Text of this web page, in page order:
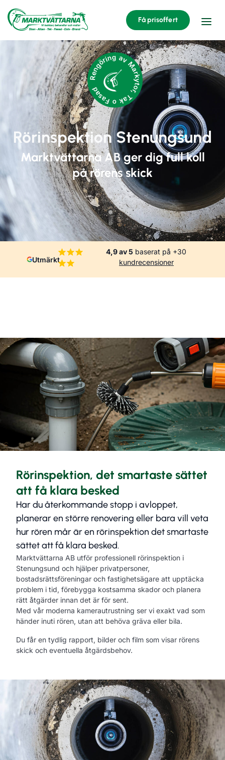
Få prisoffert
Rengöring av Markytor, Tak o Fasad
Rörinspektion Stenungsund
Marktvättarna AB ger dig full koll
på rörens skick
Utmärkt
4,9 av 5 baserat på +30
kundrecensioner
Rörinspektion, det smartaste sättet
att få klara besked
Har du återkommande stopp i avloppet,
planerar en större renovering eller bara vill veta
hur rören mår är en rörinspektion det smartaste
sättet att få klara besked.
Marktvättarna AB utför professionell rörinspektion i
Stenungsund och hjälper privatpersoner,
bostadsrättsföreningar och fastighetsägare att upptäcka
problem i tid, förebygga kostsamma skador och planera
rätt åtgärder innan det är för sent.
Med vår moderna kamerautrustning ser vi exakt vad som
händer inuti rören, utan att behöva gräva eller bila.
Du får en tydlig rapport, bilder och film som visar rörens
skick och eventuella åtgärdsbehov.